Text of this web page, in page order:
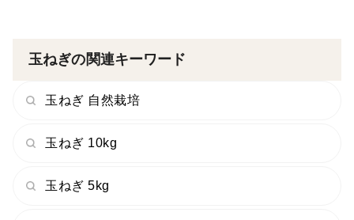
玉ねぎの関連キーワード
玉ねぎ 自然栽培
玉ねぎ 10kg
玉ねぎ 5kg